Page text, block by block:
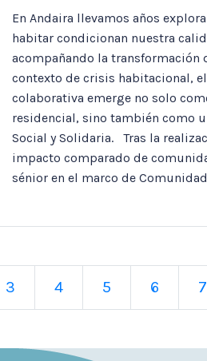
En Andaira llevamos años
habitar condicionan nuestra
acompañando la transformación
contexto de crisis habitacional,
colaborativa emerge no solo
residencial, sino también como
Social y Solidaria. Tras la
impacto comparado de
sénior en el marco de
3 4 5 6 7